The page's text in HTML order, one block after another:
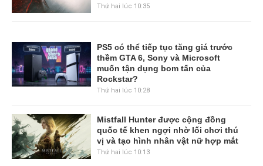
Thứ hai lúc 10:35
PS5 có thể tiếp tục tăng giá trước
thềm GTA 6, Sony và Microsoft
muốn tận dụng bom tấn của
Rockstar?
Thứ hai lúc 10:28
Mistfall Hunter được cộng đồng
quốc tế khen ngợi nhờ lối chơi thú
vị và tạo hình nhân vật nữ hợp mắt
Thứ hai lúc 10:13